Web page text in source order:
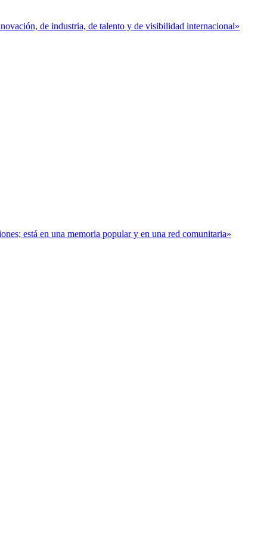
de industria, de talento y de visibilidad internacional»
está en una memoria popular y en una red comunitaria»